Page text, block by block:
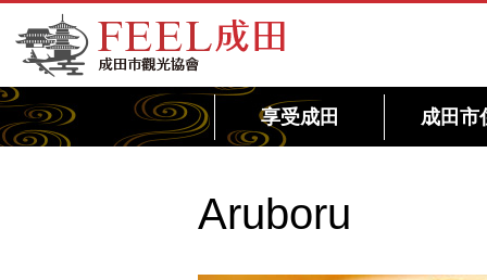
FEEL成田成田市觀光協會官方網站
享受成田 成田市
Aruboru